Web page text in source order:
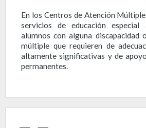
En los Centros de Atención
servicios de educación
alumnos con alguna discapacidad
múltiple que requieren de
altamente significativas y de
permanentes.